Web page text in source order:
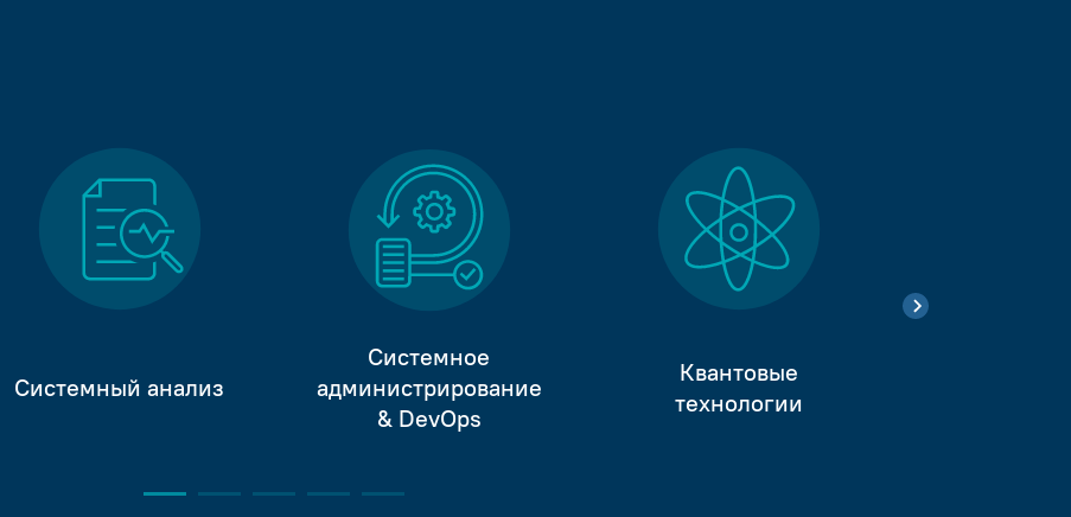
Системный анализ
Системное
администрирование
& DevOps
Квантовые
технологии